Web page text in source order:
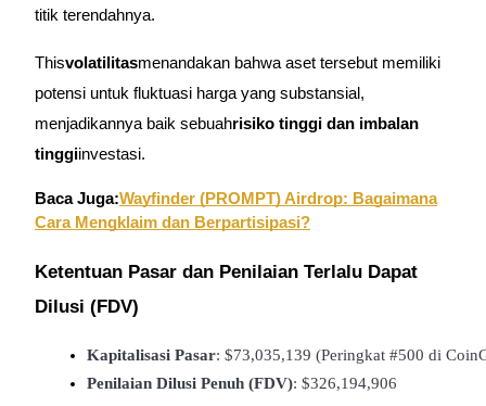
Analisis data besar termasuk info perdagangan, dll.
Memandu
titik terendahnya.
Thisvolatilitasmenandakan bahwa aset tersebut memiliki
potensi untuk fluktuasi harga yang substansial,
menjadikannya baik sebuahrisiko tinggi dan imbalan
tinggiinvestasi.
Baca Juga:Wayfinder (PROMPT) Airdrop: Bagaimana
Cara Mengklaim dan Berpartisipasi?
Ketentuan Pasar dan Penilaian Terlalu Dapat
Dilusi (FDV)
Kapitalisasi Pasar: $73,035,139 (Peringkat #500 di
Penilaian Dilusi Penuh (FDV): $326,194,906